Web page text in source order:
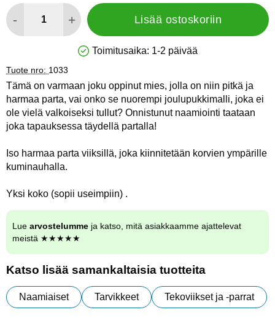
- + Lisää ostoskoriin
Saatavuus: Varastossa
Toimitusaika: 1-2 päivää
Tuote nro: 1033
Tämä on varmaan joku oppinut mies, jolla on niin pitkä ja
harmaa parta, vai onko se nuorempi joulupukkimalli, joka ei
ole vielä valkoiseksi tullut? Onnistunut naamiointi taataan
joka tapauksessa täydellä partalla!
Iso harmaa parta viiksillä, joka kiinnitetään korvien ympärille
kuminauhalla.
Yksi koko (sopii useimpiin) .
Lue arvostelumme ja katso, mitä asiakkaamme ajattelevat
meistä ★★★★★
Katso lisää samankaltaisia tuotteita
Naamiaiset Tarvikkeet Tekoviikset ja -parrat